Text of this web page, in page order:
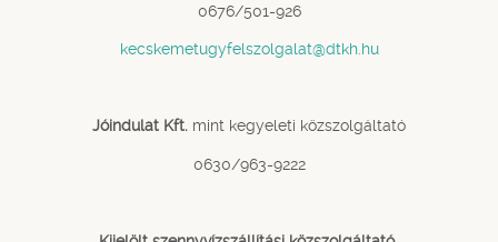
0676/501-926
kecskemetugyfelszolgalat@dtkh.hu
Jóindulat Kft. mint kegyeleti közszolgáltató
0630/963-9222